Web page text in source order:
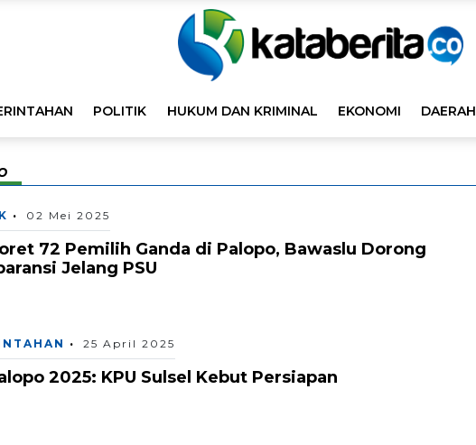
POLITIK HUKUM DAN KRIMINAL EKONOMI DAERAH
02 Mei 2025
72 Pemilih Ganda di Palopo, Bawaslu Dorong
Jelang PSU
25 April 2025
2025: KPU Sulsel Kebut Persiapan